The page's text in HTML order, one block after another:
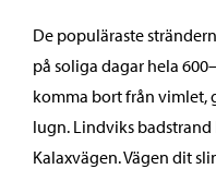
De populäraste
på soliga dagar hela
komma bort från vimlet,
lugn. Lindviks badstrand
Kalaxvägen. Vägen dit